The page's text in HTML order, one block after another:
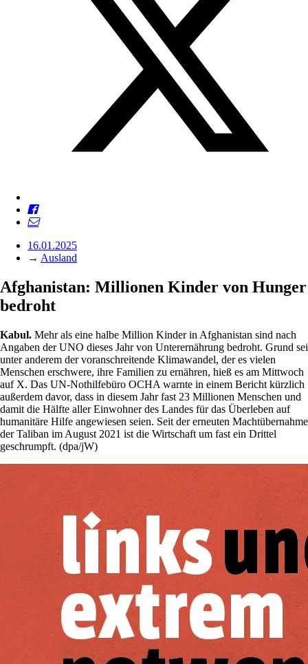
16.01.2025
→ Ausland
Afghanistan: Millionen Kinder von Hunger
bedroht
Kabul. Mehr als eine halbe Million Kinder in Afghanistan sind nach
Angaben der UNO dieses Jahr von Unterernährung bedroht. Grund sei
unter anderem der voranschreitende Klimawandel, der es vielen
Menschen erschwere, ihre Familien zu ernähren, hieß es am Mittwoch
auf X. Das UN-Nothilfebüro OCHA warnte in einem Bericht kürzlich
außerdem davor, dass in diesem Jahr fast 23 Millionen Menschen und
damit die Hälfte aller Einwohner des Landes für das Überleben auf
humanitäre Hilfe angewiesen seien. Seit der erneuten Machtübernahme
der Taliban im August 2021 ist die Wirtschaft um fast ein Drittel
geschrumpft. (dpa/jW)